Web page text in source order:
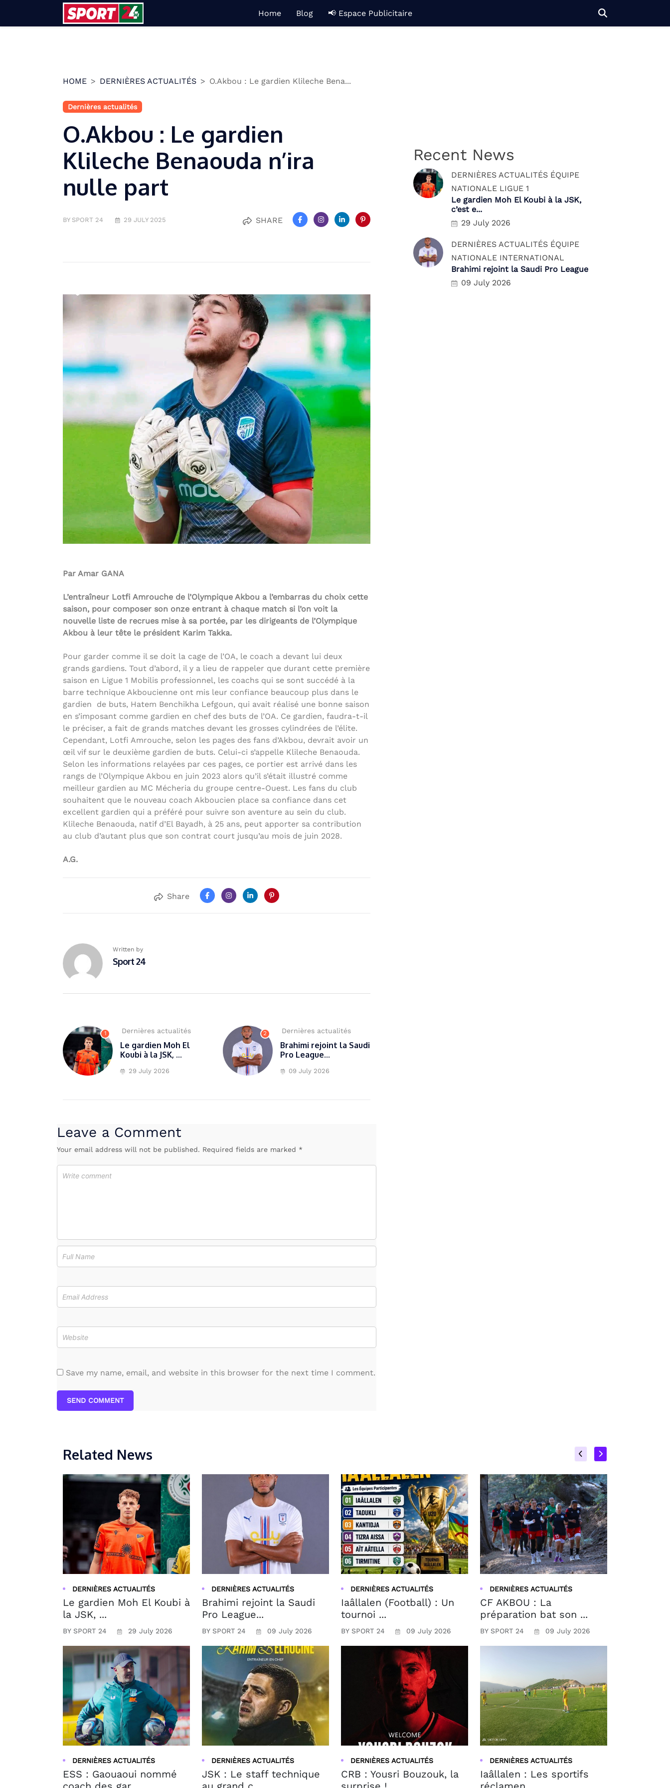
Home Blog 📢 Espace Publicitaire
HOME DERNIÈRES ACTUALITÉS O.Akbou : Le gardien Klileche Bena...
Dernières actualités
O.Akbou : Le gardien
Klileche Benaouda n’ira
nulle part
BY SPORT 24 29 JULY 2025 SHARE
Par Amar GANA
L’entraîneur Lotfi Amrouche de l’Olympique Akbou a l’embarras du choix cette
saison, pour composer son onze entrant à chaque match si l’on voit la
nouvelle liste de recrues mise à sa portée, par les dirigeants de l’Olympique
Akbou à leur tête le président Karim Takka.
Pour garder comme il se doit la cage de l’OA, le coach a devant lui deux
grands gardiens. Tout d’abord, il y a lieu de rappeler que durant cette première
saison en Ligue 1 Mobilis professionnel, les coachs qui se sont succédé à la
barre technique Akboucienne ont mis leur confiance beaucoup plus dans le
gardien de buts, Hatem Benchikha Lefgoun, qui avait réalisé une bonne saison
en s’imposant comme gardien en chef des buts de l’OA. Ce gardien, faudra-t-il
le préciser, a fait de grands matches devant les grosses cylindrées de l’élite.
Cependant, Lotfi Amrouche, selon les pages des fans d’Akbou, devrait avoir un
œil vif sur le deuxième gardien de buts. Celui-ci s’appelle Klileche Benaouda.
Selon les informations relayées par ces pages, ce portier est arrivé dans les
rangs de l’Olympique Akbou en juin 2023 alors qu’il s’était illustré comme
meilleur gardien au MC Mécheria du groupe centre-Ouest. Les fans du club
souhaitent que le nouveau coach Akboucien place sa confiance dans cet
excellent gardien qui a préféré pour suivre son aventure au sein du club.
Klileche Benaouda, natif d’El Bayadh, à 25 ans, peut apporter sa contribution
au club d’autant plus que son contrat court jusqu’au mois de juin 2028.
A.G.
Share
Written by
Sport 24
1 Dernières actualités
Le gardien Moh El
Koubi à la JSK, ...
29 July 2026
2 Dernières actualités
Brahimi rejoint la Saudi
Pro League...
09 July 2026
Leave a Comment
Your email address will not be published. Required fields are marked *
Save my name, email, and website in this browser for the next time I comment.
SEND COMMENT
Recent News
DERNIÈRES ACTUALITÉS ÉQUIPE
NATIONALE LIGUE 1
Le gardien Moh El Koubi à la JSK,
c’est e...
29 July 2026
DERNIÈRES ACTUALITÉS ÉQUIPE
NATIONALE INTERNATIONAL
Brahimi rejoint la Saudi Pro League
09 July 2026
Related News
DERNIÈRES ACTUALITÉS
Le gardien Moh El Koubi à
la JSK, ...
BY SPORT 24 29 July 2026
DERNIÈRES ACTUALITÉS
Brahimi rejoint la Saudi
Pro League...
BY SPORT 24 09 July 2026
DERNIÈRES ACTUALITÉS
Iaâllalen (Football) : Un
tournoi ...
BY SPORT 24 09 July 2026
DERNIÈRES ACTUALITÉS
CF AKBOU : La
préparation bat son ...
BY SPORT 24 09 July 2026
DERNIÈRES ACTUALITÉS
ESS : Gaouaoui nommé
DERNIÈRES ACTUALITÉS
JSK : Le staff technique
DERNIÈRES ACTUALITÉS
CRB : Yousri Bouzouk, la
DERNIÈRES ACTUALITÉS
Iaâllalen : Les sportifs